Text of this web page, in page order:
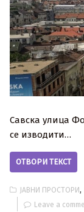
Савска улица
се изводити…
ОТВОРИ ТЕКСТ
ЈАВНИ ПРОСТОРИ,
Leave a